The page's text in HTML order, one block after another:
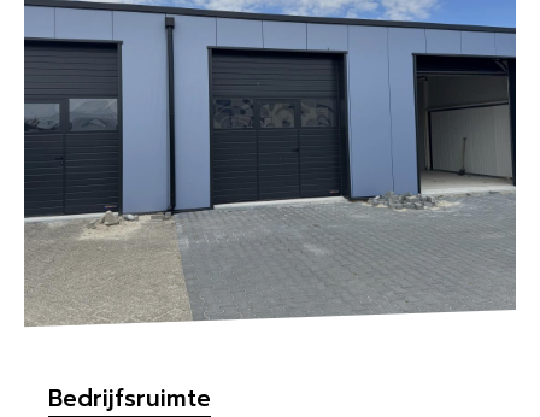
Bedrijfsruimte